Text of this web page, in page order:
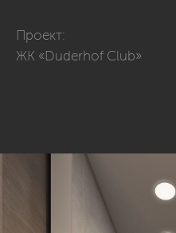
Проект:
ЖК «Duderhof Club»